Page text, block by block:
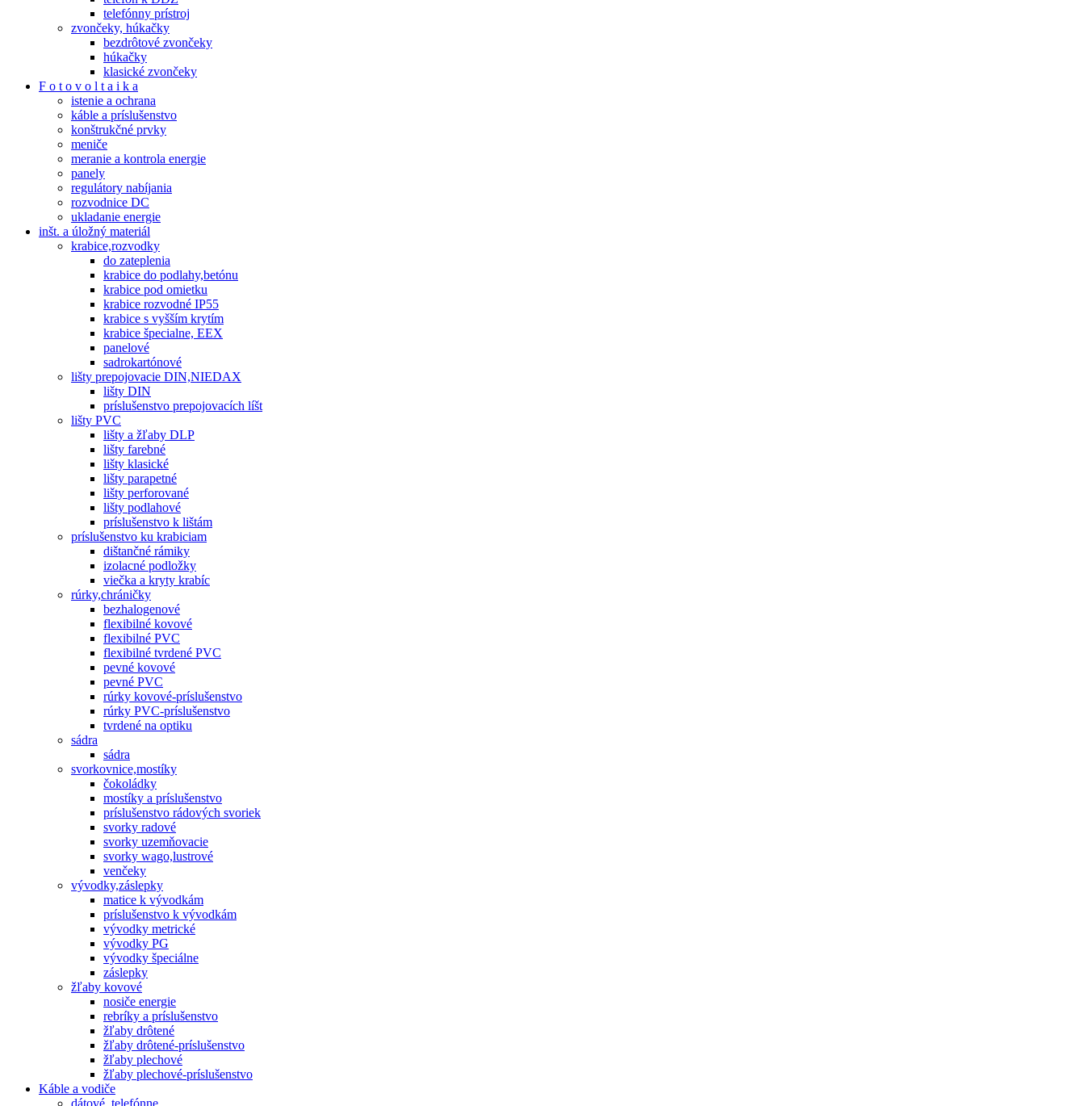
telefónny prístroj
zvončeky, húkačky
bezdrôtové zvončeky
húkačky
klasické zvončeky
F o t o v o l t a i k a
istenie a ochrana
káble a príslušenstvo
konštrukčné prvky
meniče
meranie a kontrola energie
panely
regulátory nabíjania
rozvodnice DC
ukladanie energie
inšt. a úložný materiál
krabice,rozvodky
do zateplenia
krabice do podlahy,betónu
krabice pod omietku
krabice rozvodné IP55
krabice s vyšším krytím
krabice špecialne, EEX
panelové
sadrokartónové
lišty prepojovacie DIN,NIEDAX
lišty DIN
príslušenstvo prepojovacích líšt
lišty PVC
lišty a žľaby DLP
lišty farebné
lišty klasické
lišty parapetné
lišty perforované
lišty podlahové
príslušenstvo k lištám
príslušenstvo ku krabiciam
dištančné rámiky
izolacné podložky
viečka a kryty krabíc
rúrky,chráničky
bezhalogenové
flexibilné kovové
flexibilné PVC
flexibilné tvrdené PVC
pevné kovové
pevné PVC
rúrky kovové-príslušenstvo
rúrky PVC-príslušenstvo
tvrdené na optiku
sádra
sádra
svorkovnice,mostíky
čokoládky
mostíky a príslušenstvo
príslušenstvo rádových svoriek
svorky radové
svorky uzemňovacie
svorky wago,lustrové
venčeky
vývodky,záslepky
matice k vývodkám
príslušenstvo k vývodkám
vývodky metrické
vývodky PG
vývodky špeciálne
záslepky
žľaby kovové
nosiče energie
rebríky a príslušenstvo
žľaby drôtené
žľaby drôtené-príslušenstvo
žľaby plechové
žľaby plechové-príslušenstvo
Káble a vodiče
dátové, telefónne